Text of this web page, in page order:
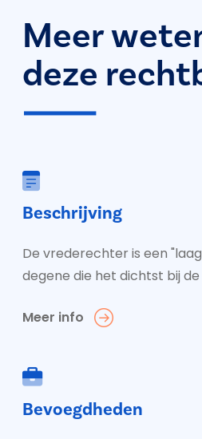
Meer
deze
Beschrijving
De vrederechter is een
degene die het dichtst bij
Meer info
Bevoegdheden